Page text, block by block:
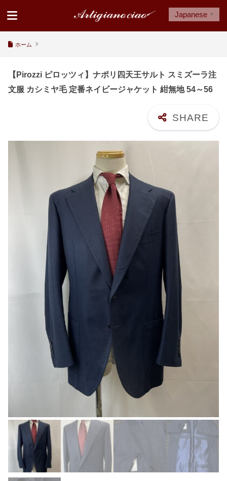
ホーム
【Pirozzi ピロッツィ】ナポリ四天王サルト スミズーラ注
文服 カシミヤ毛 定番ネイビージャケット 紺無地 54～56
Japanese ▼